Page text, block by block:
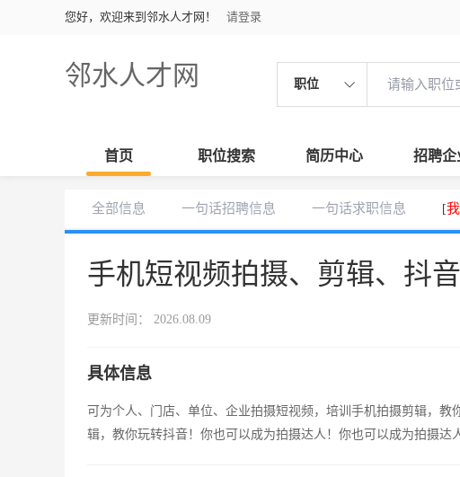
您好，欢迎来到邻水人才网！ 请登录
邻水人才网 职位
首页 职位搜索 简历中心 招聘企
全部信息 一句话招聘信息 一句话求职信息 [
手机短视频拍摄、剪辑、抖
更新时间： 2026.08.09
具体信息
可为个人、门店、单位、企业拍摄短视频，培训手机拍摄剪辑，
辑，教你玩转抖音！你也可以成为拍摄达人！你也可以成为拍摄达